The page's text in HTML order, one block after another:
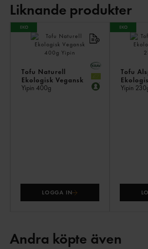
Liknande produkter
Tofu Naturell
Ekologisk Vegansk
Yipin 400g
LOGGA IN
Tofu
Yipin
Andra köpte även